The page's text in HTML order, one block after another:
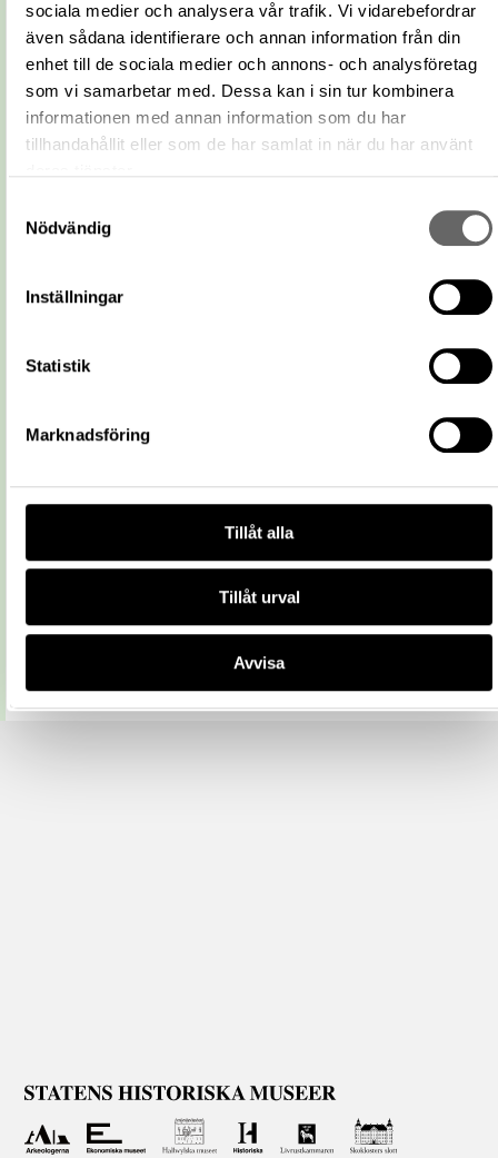
sociala medier och analysera vår trafik. Vi vidarebefordrar
även sådana identifierare och annan information från din
enhet till de sociala medier och annons- och analysföretag
som vi samarbetar med. Dessa kan i sin tur kombinera
informationen med annan information som du har
tillhandahållit eller som de har samlat in när du har använt
Nödvändig
Inställningar
Statistik
Marknadsföring
Tillåt alla
Tillåt urval
Avvisa
Relaterat
förvärvsnummer
1132
Omnämns i
Fyndplats på Catview
Relaterade
föremål
Visa 16 relaterade föremål
https://samlingar.shm.se/event/
All textinformation (metadata) på denna sida är fri att använda
enligt licensen CC0.